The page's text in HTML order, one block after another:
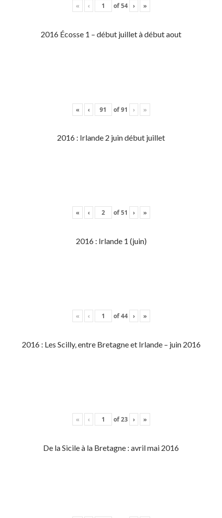
« ‹ of54 › »
2016 Écosse 1 – début juillet à début aout
« ‹ of91 › »
2016 : Irlande 2 juin début juillet
« ‹ of51 › »
2016 : Irlande 1 (juin)
« ‹ of44 › »
2016 : Les Scilly, entre Bretagne et Irlande – juin 2016
« ‹ of23 › »
De la Sicile à la Bretagne : avril mai 2016